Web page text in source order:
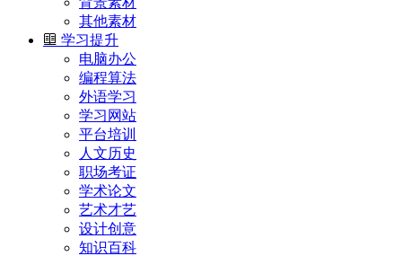
其他素材
学习提升
电脑办公
编程算法
外语学习
学习网站
平台培训
人文历史
职场考证
学术论文
艺术才艺
设计创意
知识百科